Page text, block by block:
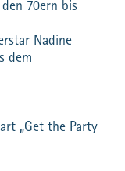
70ern bis
Nadine
dem
„Get the Party